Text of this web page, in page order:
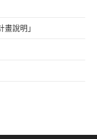
說明」